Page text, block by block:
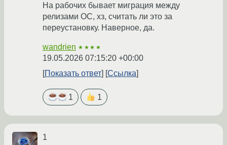
На рабочих бывает миграция между
релизами ОС, хз, считать ли это за
переустановку. Наверное, да.
wandrien ★★★★
19.05.2026 07:15:20 +00:00
Показать ответ
Ссылка
1 1
1